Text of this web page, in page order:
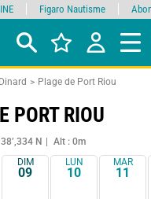
Dinard Plage de Port Riou
PORT RIOU
N Alt : 0m
DIM
09
LUN
10
MAR
11
Figaro Nautisme